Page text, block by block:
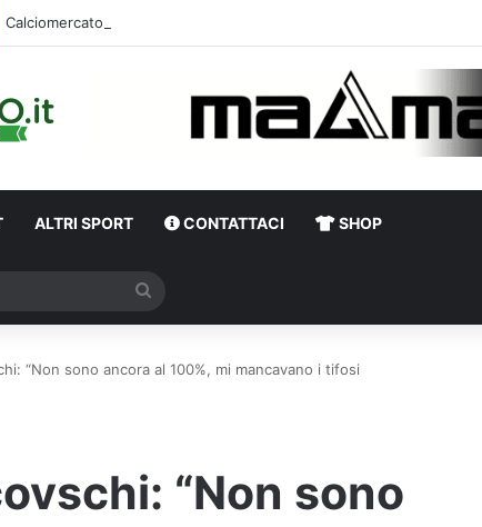
Calciomercato Avellino, definita una doppia cessione. E sullo sfondo…
ALTRI SPORT CONTATTACI SHOP
“Non sono ancora al 100%, mi mancavano i tifosi
“Non sono